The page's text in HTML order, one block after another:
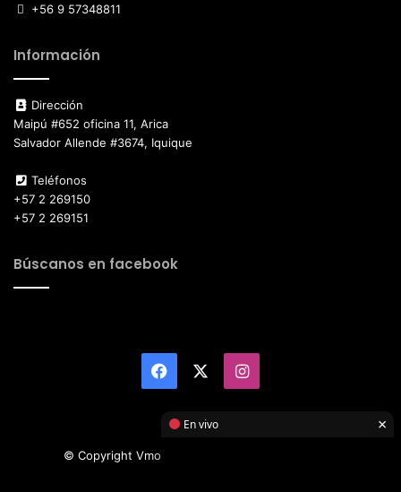
+56 9 57348811
Información
Dirección
Maipú #652 oficina 11, Arica
Salvador Allende #3674, Iquique
Teléfonos
+57 2 269150
+57 2 269151
Búscanos en facebook
Facebook Instagram
© Copyright Vmotor TI 2026, All Rights Reserved
En vivo ×